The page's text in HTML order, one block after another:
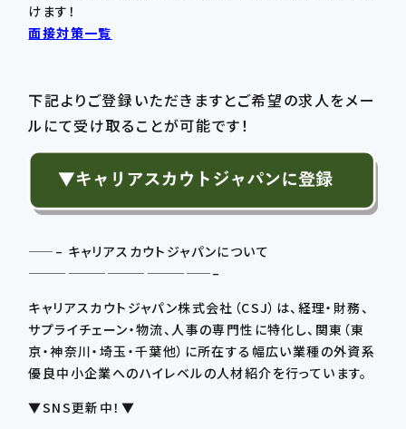
けます！
面接対策一覧
下記よりご登録いただきますとご希望の求人をメー
ルにて受け取ることが可能です！
——– キャリアスカウトジャパンについて
——————————————–
キャリアスカウトジャパン株式会社（CSJ）は、経理・財務、
サプライチェーン・物流、人事の専門性に特化し、関東（東
京・神奈川・埼玉・千葉他）に所在する幅広い業種の外資系
優良中小企業へのハイレベルの人材紹介を行っています。
▼SNS更新中！▼